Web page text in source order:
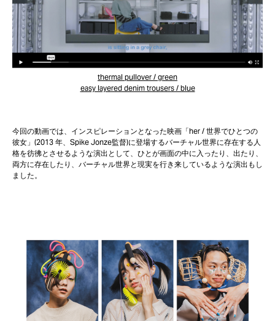
thermal pullover / green
easy layered denim trousers / blue
今回の動画では、インスピレーションとなった映画「her / 世界でひとつの
彼女」(2013 年、Spike Jonze監督)に登場するバーチャル世界に存在する人
格を彷彿とさせるような演出として、ひとが画面の中に入ったり、出たり、
両方に存在したり、バーチャル世界と現実を行き来しているような演出もし
ました。